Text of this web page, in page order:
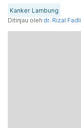
Kanker Lambung
Ditinjau oleh dr. Rizal Fadli